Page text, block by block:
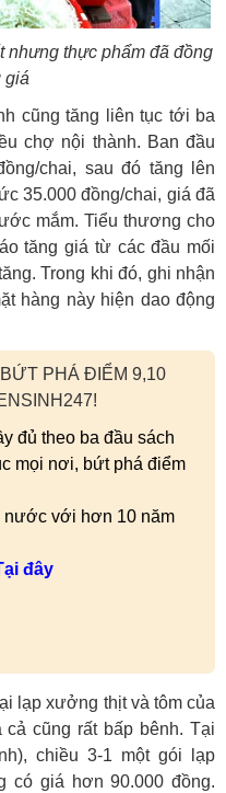
nhưng thực phẩm đã đồng
giá
cũng tăng liên tục tới ba
chợ nội thành. Ban đầu
chai, sau đó tăng lên
35.000 đồng/chai, giá đã
mắm. Tiểu thương cho
tăng giá từ các đầu mối
Trong khi đó, ghi nhận
hàng này hiện dao động
PHÁ ĐIỂM 9,10
đủ theo ba đầu sách
mọi nơi, bứt phá điểm
nước với hơn 10 năm
đây
lạp xưởng thịt và tôm của
cũng rất bấp bênh. Tại
chiều 3-1 một gói lạp
có giá hơn 90.000 đồng.